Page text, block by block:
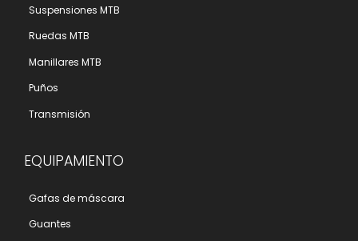
Suspensiones MTB
Ruedas MTB
Manillares MTB
Puños
Transmisión
EQUIPAMIENTO
Gafas de máscara
Guantes